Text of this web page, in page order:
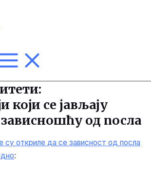
који се јављају
зависношћу од посла
су откриле да се зависност од посла
: